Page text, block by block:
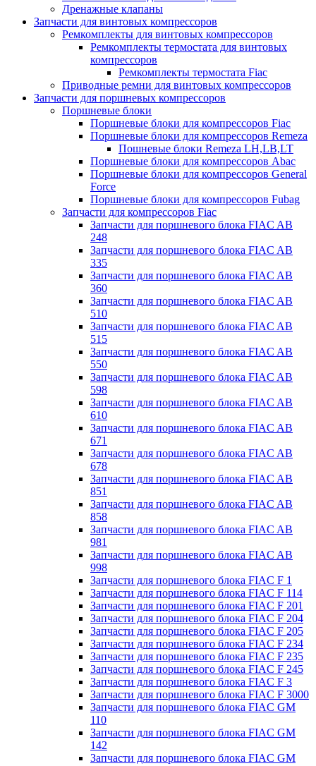
Дренажные клапаны
Запчасти для винтовых компрессоров
Ремкомплекты для винтовых компрессоров
Ремкомплекты термостата для винтовых
компрессоров
Ремкомплекты термостата Fiac
Приводные ремни для винтовых компрессоров
Запчасти для поршневых компрессоров
Поршневые блоки
Поршневые блоки для компрессоров Fiac
Поршневые блоки для компрессоров Remeza
Пошневые блоки Remeza LH,LB,LT
Поршневые блоки для компрессоров Abac
Поршневые блоки для компрессоров General
Force
Поршневые блоки для компрессоров Fubag
Запчасти для компрессоров Fiac
Запчасти для поршневого блока FIAC AB
248
Запчасти для поршневого блока FIAC AB
335
Запчасти для поршневого блока FIAC AB
360
Запчасти для поршневого блока FIAC AB
510
Запчасти для поршневого блока FIAC AB
515
Запчасти для поршневого блока FIAC AB
550
Запчасти для поршневого блока FIAC AB
598
Запчасти для поршневого блока FIAC AB
610
Запчасти для поршневого блока FIAC AB
671
Запчасти для поршневого блока FIAC AB
678
Запчасти для поршневого блока FIAC AB
851
Запчасти для поршневого блока FIAC AB
858
Запчасти для поршневого блока FIAC AB
981
Запчасти для поршневого блока FIAC AB
998
Запчасти для поршневого блока FIAC F 1
Запчасти для поршневого блока FIAC F 114
Запчасти для поршневого блока FIAC F 201
Запчасти для поршневого блока FIAC F 204
Запчасти для поршневого блока FIAC F 205
Запчасти для поршневого блока FIAC F 234
Запчасти для поршневого блока FIAC F 235
Запчасти для поршневого блока FIAC F 245
Запчасти для поршневого блока FIAC F 3
Запчасти для поршневого блока FIAC F 3000
Запчасти для поршневого блока FIAC GM
110
Запчасти для поршневого блока FIAC GM
142
Запчасти для поршневого блока FIAC GM